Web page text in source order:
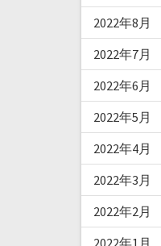
2022年8月
2022年7月
2022年6月
2022年5月
2022年4月
2022年3月
2022年2月
2022年1月